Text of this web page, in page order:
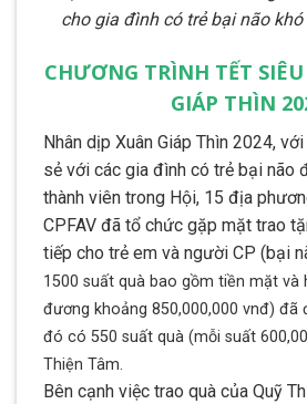
cho gia đình có trẻ bại não khó
CHƯƠNG TRÌNH TẾT
GIÁP THÌN
Nhân dịp Xuân Giáp Thìn 2024,
sẻ với các gia đình có trẻ bại não
thành viên trong Hội, 15 địa
CPFAV đã tổ chức gặp mặt trao
tiếp cho trẻ em và người CP (bại
1500 suất quà bao gồm tiền mặt và
đương khoảng 850,000,000 vnđ) đã
đó có 550 suất quà (mỗi suất
Thiện Tâm.
Bên cạnh việc trao quà của Quỹ